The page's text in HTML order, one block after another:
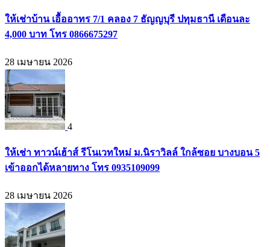
ให้เช่าบ้าน เอื้ออาทร 7/1 คลอง 7 ธัญญบุรี ปทุมธานี เดือนละ
4,000 บาท โทร 0866675297
28 เมษายน 2026
4
ให้เช่า ทาวน์เฮ้าส์ รีโนเวทใหม่ ม.นิราวิลล์ ใกล้ซอย บางบอน 5
เข้าออกได้หลายทาง โทร 0935109099
28 เมษายน 2026